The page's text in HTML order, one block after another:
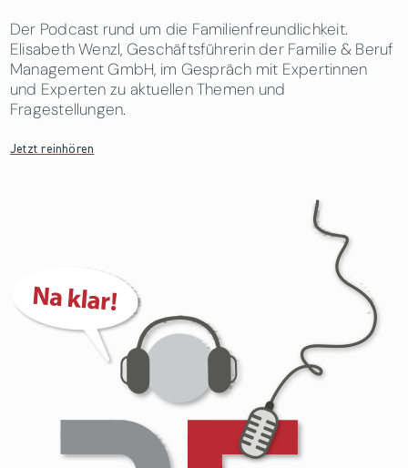
Der Podcast rund um die Familienfreundlichkeit.
Elisabeth Wenzl, Geschäftsführerin der Familie & Beruf
Management GmbH, im Gespräch mit Expertinnen
und Experten zu aktuellen Themen und
Fragestellungen.
Jetzt reinhören